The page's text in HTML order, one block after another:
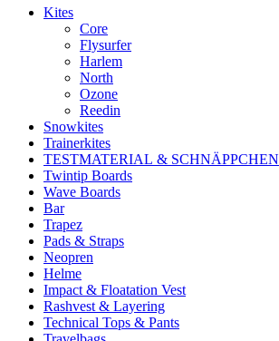
Kites
Core
Flysurfer
Harlem
North
Ozone
Reedin
Snowkites
Trainerkites
TESTMATERIAL & SCHNÄPPCHEN
Twintip Boards
Wave Boards
Bar
Trapez
Pads & Straps
Neopren
Helme
Impact & Floatation Vest
Rashvest & Layering
Technical Tops & Pants